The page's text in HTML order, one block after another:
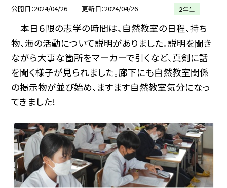
公開日 2024/04/26 更新日 2024/04/26 ２年生
本日６限の志学の時間は、自然教室の日程、持ち
物、海の活動について説明がありました。説明を聞き
ながら大事な箇所をマーカーで引くなど、真剣に話
を聞く様子が見られました。廊下にも自然教室関係
の掲示物が並び始め、ますます自然教室気分になっ
てきました!